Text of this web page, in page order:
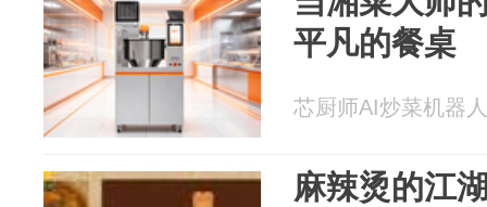
平凡的餐桌
芯厨师AI炒菜机器
麻辣烫的江